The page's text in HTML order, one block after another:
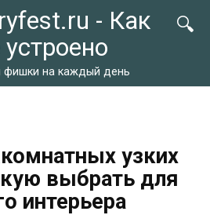
- Как
устроено
фишки на каждый день
узких
выбрать для
интерьера